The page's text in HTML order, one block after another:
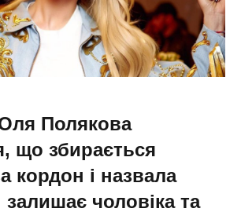
Полякова
що збирається
кордон і назвала
чоловіка та